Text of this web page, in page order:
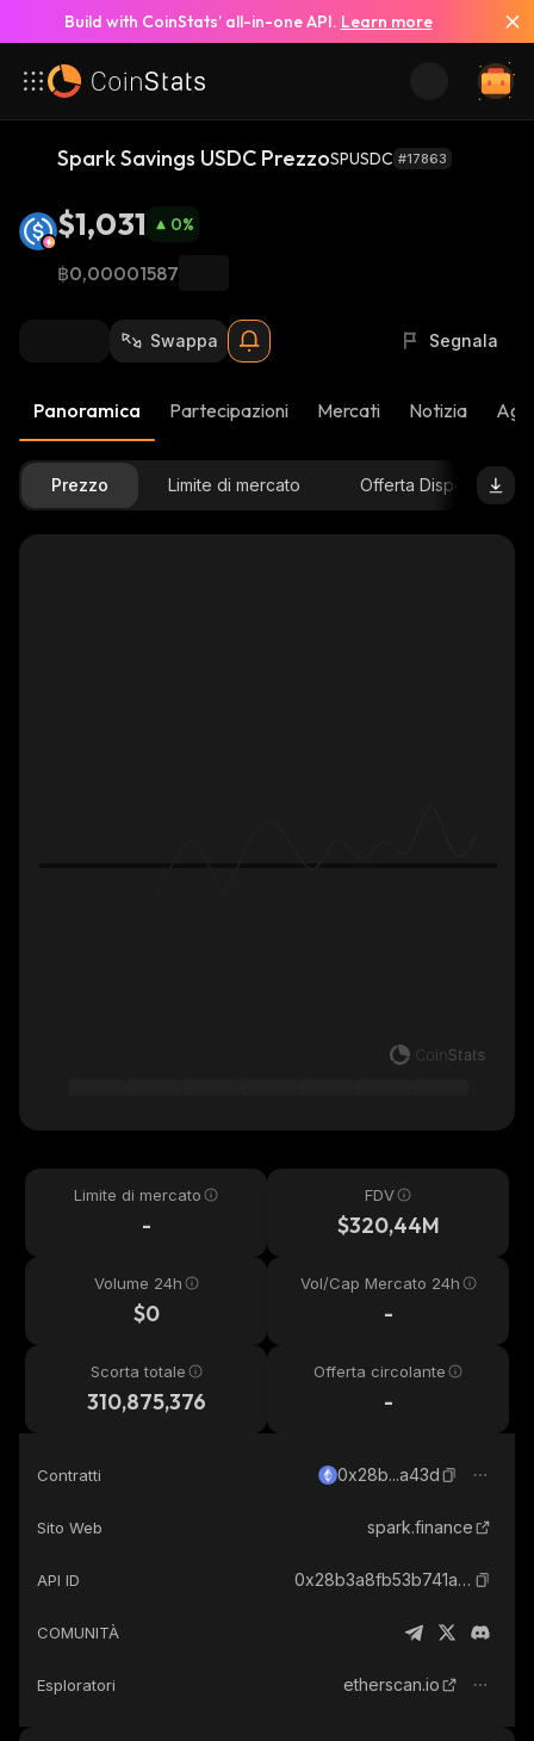
Build with CoinStats’ all-in-one API. Learn more
Spark Savings USDC PrezzoSPUSDC #17863
$1,031 0%
฿0,00001587
Swappa Segnala
Panoramica Partecipazioni Mercati Notizia
Prezzo Limite di mercato Offerta Disponibile
Limite di mercato
-
FDV
$320,44M
Volume 24h
$0
Vol/Cap Mercato 24h
-
Scorta totale
310,875,376
Offerta circolante
-
Contratti 0x28b...a43d
Sito Web spark.finance
API ID 0x28b3a8fb53b741a8fd78c0fb9a6b2393d896a43d_eth
COMUNITÀ
Esploratori etherscan.io